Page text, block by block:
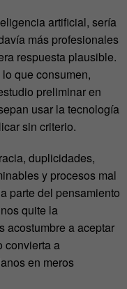
artificial, sería
más profesionales
respuesta plausible.
que consumen,
preliminar en
usar la tecnología
sin criterio.
duplicidades,
y procesos mal
parte del pensamiento
quite la
acostumbre a aceptar
convierta a
en meros